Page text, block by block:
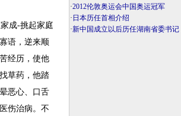
成-挑起家庭
语，逆来顺
经历，使他
草药，他踏
恶心、口舌
伤治病。不
·2012伦敦奥运会中国奥运冠军
· 日本历任首相介绍
·新中国成立以后历任湖南省委书记